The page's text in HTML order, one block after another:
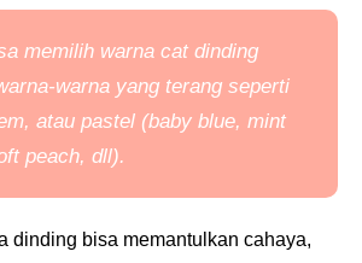
memilih warna cat dinding
warna yang terang seperti
atau pastel (baby blue, mint
peach, dll).
dinding bisa memantulkan cahaya,